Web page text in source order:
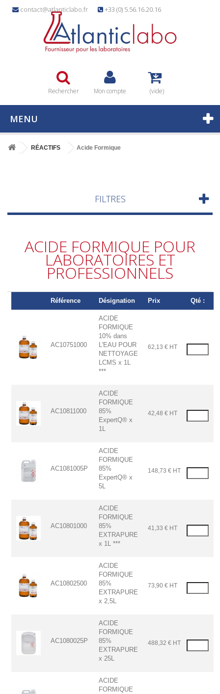
contact@atlanticlabo.fr +33 (0) 5.56.16.20.16
Rechercher Mon compte (vide)
MENU
RÉACTIFS Acide Formique
FILTRES
ACIDE FORMIQUE POUR
LABORATOIRES ET
PROFESSIONNELS
Référence Désignation Prix Qté :
AC10751000
ACIDE
FORMIQUE
10% dans
L'EAU POUR
NETTOYAGE
LCMS x 1L
***
62,13 € HT
AC10811000
ACIDE
FORMIQUE
85%
ExpertQ® x
1L
42,48 € HT
AC1081005P
ACIDE
FORMIQUE
85%
ExpertQ® x
5L
148,73 € HT
AC10801000
ACIDE
FORMIQUE
85%
EXTRAPURE
x 1L ***
41,33 € HT
AC10802500
ACIDE
FORMIQUE
85%
EXTRAPURE
x 2,5L
73,90 € HT
AC1080025P
ACIDE
FORMIQUE
85%
EXTRAPURE
x 25L
488,32 € HT
ACIDE
FORMIQUE